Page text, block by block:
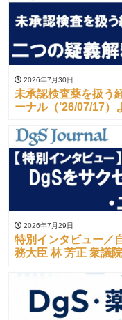
2026年7月30日
未承認検査薬を扱う
ーナル（’26/07/17）
2026年7月29日
特別インタビュー／
務大臣 林 芳正 衆議